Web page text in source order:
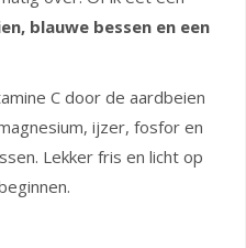
blauwe bessen en een
C door de aardbeien
ijzer, fosfor en
Lekker fris en licht op